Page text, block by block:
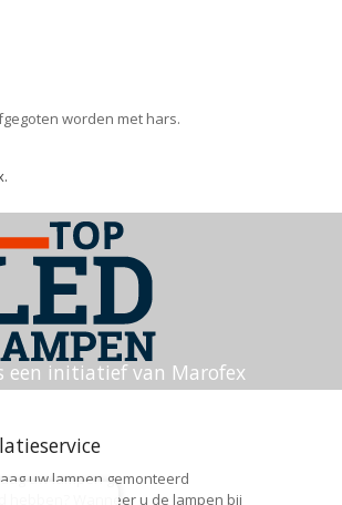
worden met hars.
een initiatief van Marofex
uw lampen gemonteerd
hebben? Wanneer u de lampen bij